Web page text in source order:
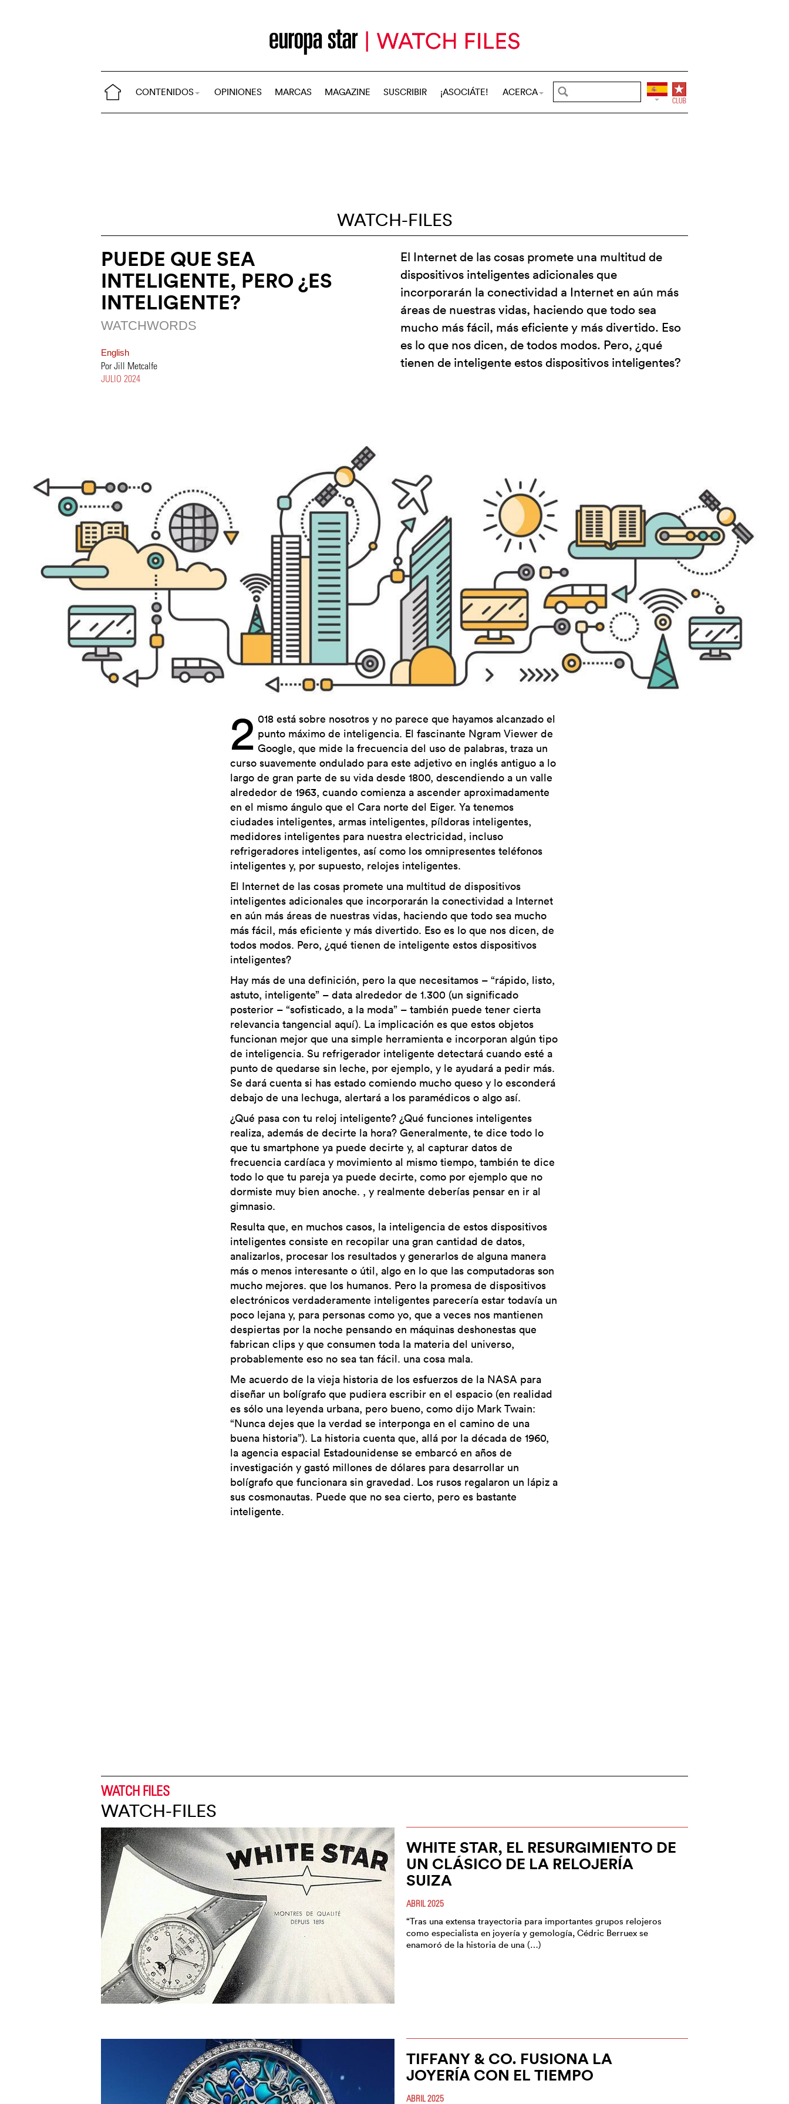
CONTENIDOS OPINIONES MARCAS MAGAZINE SUSCRIBIR ¡ASOCIÁTE! ACERCA
WATCH-FILES
PUEDE QUE SEA
INTELIGENTE, PERO ¿ES
INTELIGENTE?
WATCHWORDS
English
Por Jill Metcalfe
JULIO 2024
El Internet de las cosas promete una multitud de
dispositivos inteligentes adicionales que
incorporarán la conectividad a Internet en aún más
áreas de nuestras vidas, haciendo que todo sea
mucho más fácil, más eficiente y más divertido. Eso
es lo que nos dicen, de todos modos. Pero, ¿qué
tienen de inteligente estos dispositivos inteligentes?
2 018 está sobre nosotros y no parece que hayamos alcanzado el
punto máximo de inteligencia. El fascinante Ngram Viewer de
Google, que mide la frecuencia del uso de palabras, traza un
curso suavemente ondulado para este adjetivo en inglés antiguo a lo
largo de gran parte de su vida desde 1800, descendiendo a un valle
alrededor de 1963, cuando comienza a ascender aproximadamente
en el mismo ángulo que el Cara norte del Eiger. Ya tenemos
ciudades inteligentes, armas inteligentes, píldoras inteligentes,
medidores inteligentes para nuestra electricidad, incluso
refrigeradores inteligentes, así como los omnipresentes teléfonos
inteligentes y, por supuesto, relojes inteligentes.
El Internet de las cosas promete una multitud de dispositivos
inteligentes adicionales que incorporarán la conectividad a Internet
en aún más áreas de nuestras vidas, haciendo que todo sea mucho
más fácil, más eficiente y más divertido. Eso es lo que nos dicen, de
todos modos. Pero, ¿qué tienen de inteligente estos dispositivos
inteligentes?
Hay más de una definición, pero la que necesitamos – “rápido, listo,
astuto, inteligente” – data alrededor de 1.300 (un significado
posterior – “sofisticado, a la moda” – también puede tener cierta
relevancia tangencial aquí). La implicación es que estos objetos
funcionan mejor que una simple herramienta e incorporan algún tipo
de inteligencia. Su refrigerador inteligente detectará cuando esté a
punto de quedarse sin leche, por ejemplo, y le ayudará a pedir más.
Se dará cuenta si has estado comiendo mucho queso y lo esconderá
debajo de una lechuga, alertará a los paramédicos o algo así.
¿Qué pasa con tu reloj inteligente? ¿Qué funciones inteligentes
realiza, además de decirte la hora? Generalmente, te dice todo lo
que tu smartphone ya puede decirte y, al capturar datos de
frecuencia cardíaca y movimiento al mismo tiempo, también te dice
todo lo que tu pareja ya puede decirte, como por ejemplo que no
dormiste muy bien anoche. , y realmente deberías pensar en ir al
gimnasio.
Resulta que, en muchos casos, la inteligencia de estos dispositivos
inteligentes consiste en recopilar una gran cantidad de datos,
analizarlos, procesar los resultados y generarlos de alguna manera
más o menos interesante o útil, algo en lo que las computadoras son
mucho mejores. que los humanos. Pero la promesa de dispositivos
electrónicos verdaderamente inteligentes parecería estar todavía un
poco lejana y, para personas como yo, que a veces nos mantienen
despiertas por la noche pensando en máquinas deshonestas que
fabrican clips y que consumen toda la materia del universo,
probablemente eso no sea tan fácil. una cosa mala.
Me acuerdo de la vieja historia de los esfuerzos de la NASA para
diseñar un bolígrafo que pudiera escribir en el espacio (en realidad
es sólo una leyenda urbana, pero bueno, como dijo Mark Twain:
“Nunca dejes que la verdad se interponga en el camino de una
buena historia”). La historia cuenta que, allá por la década de 1960,
la agencia espacial Estadounidense se embarcó en años de
investigación y gastó millones de dólares para desarrollar un
bolígrafo que funcionara sin gravedad. Los rusos regalaron un lápiz a
sus cosmonautas. Puede que no sea cierto, pero es bastante
inteligente.
WATCH FILES
WATCH-FILES
WHITE STAR, EL RESURGIMIENTO DE
UN CLÁSICO DE LA RELOJERÍA
SUIZA
ABRIL 2025
“Tras una extensa trayectoria para importantes grupos relojeros
como especialista en joyería y gemología, Cédric Berruex se
enamoró de la historia de una (…)
TIFFANY & CO. FUSIONA LA
JOYERÍA CON EL TIEMPO
ABRIL 2025